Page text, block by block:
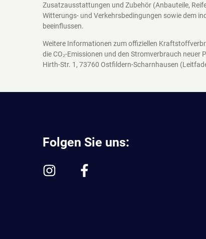
Zusatzausstattungen und Zubehör (Anbauteile,
Witterungs- und Verkehrsbedingungen sowie dem
beeinflussen.
Weitere Informationen zum offiziellen
die CO₂-Emissionen und den Stromverbrauch
Hirth-Str. 1, 73760 Ostfildern-Scharnhausen
Folgen Sie uns: